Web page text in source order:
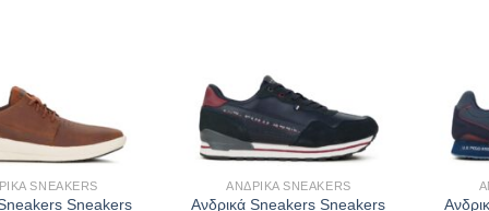
SNEAKERS
Sneakers
ΑΝΔΡΙΚΆ SNEAKERS
Ανδρικά Sneakers Sneakers